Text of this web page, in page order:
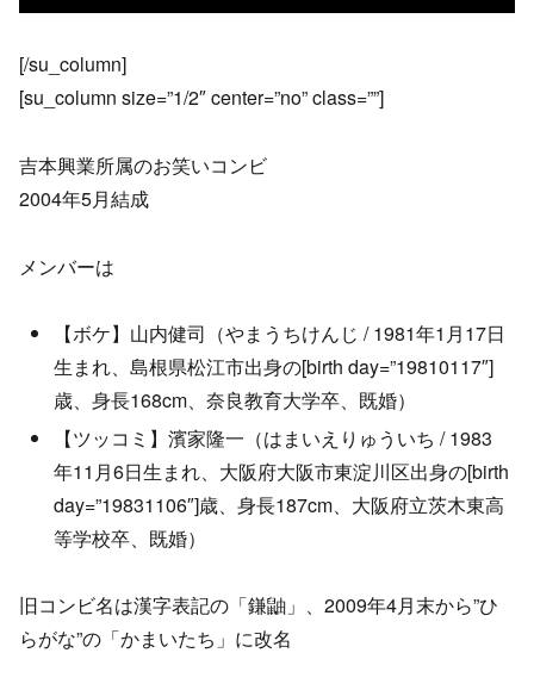
[/su_column]
[su_column size=”1/2″ center=”no” class=””]
吉本興業所属のお笑いコンビ
2004年5月結成
メンバーは
【ボケ】山内健司（やまうちけんじ / 1981年1月17日
生まれ、島根県松江市出身の[birth day=”19810117″]
歳、身長168cm、奈良教育大学卒、既婚）
【ツッコミ】濱家隆一（はまいえりゅういち / 1983
年11月6日生まれ、大阪府大阪市東淀川区出身の[birth
day=”19831106″]歳、身長187cm、大阪府立茨木東高
等学校卒、既婚）
旧コンビ名は漢字表記の「鎌鼬」、2009年4月末から”ひ
らがな”の「かまいたち」に改名